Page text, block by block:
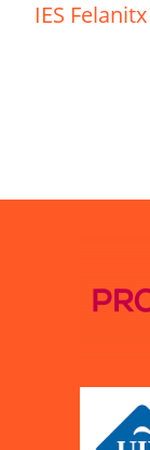
IES Felanitx